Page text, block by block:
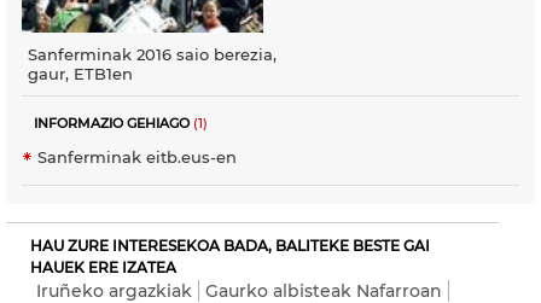
Sanferminak 2016 saio berezia,
gaur, ETB1en
INFORMAZIO GEHIAGO(1)
Sanferminak eitb.eus-en
HAU ZURE INTERESEKOA BADA, BALITEKE BESTE GAI
HAUEK ERE IZATEA
Iruñeko argazkiak
Gaurko albisteak Nafarroan